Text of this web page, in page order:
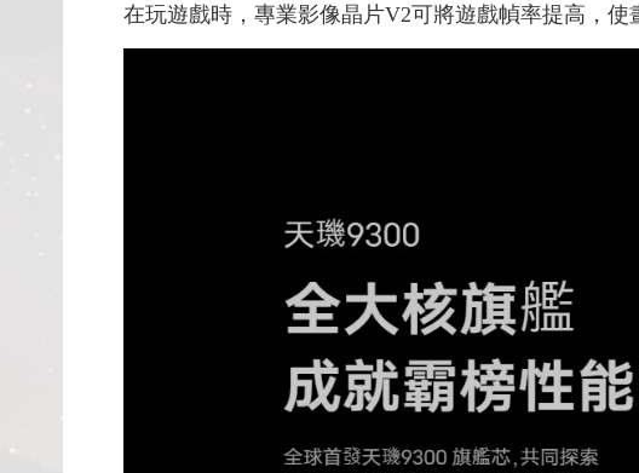
在玩遊戲時，專業影像晶片V2可將遊戲幀率提高，使